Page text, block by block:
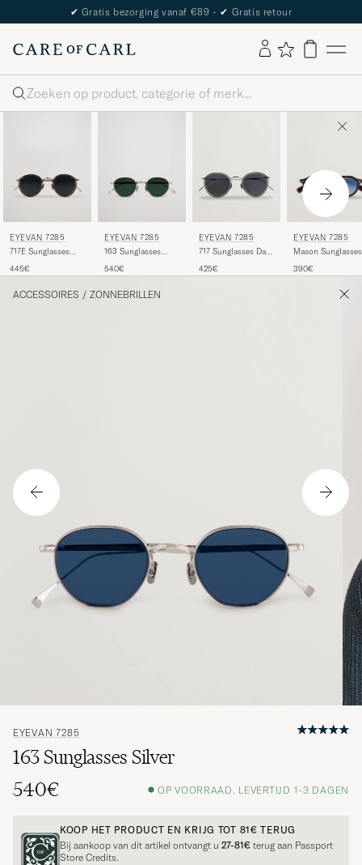
✔ Gratis bezorging vanaf €89 - ✔ Gratis retour
Zoeken
EYEVAN 7285
717E Sunglasses
445€
EYEVAN 7285
163 Sunglasses
540€
EYEVAN 7285
717 Sunglasses Dark
425€
EYEVAN 7285
Mason Sunglasses
390€
ACCESSOIRES / ZONNEBRILLEN
EYEVAN 7285
163 Sunglasses Silver
540€
OP VOORRAAD, LEVERTIJD 1-3 DAGEN
KOOP HET PRODUCT EN KRIJG TOT 81€ TERUG
Bij aankoop van dit artikel ontvangt u 27-81€ terug aan Passport
Store Credits.